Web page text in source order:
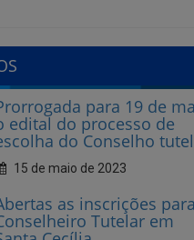
edital do processo de
do Conselho
15 de maio de 2023
as inscrições para
Tutelar em
Cecília
nas Escolas